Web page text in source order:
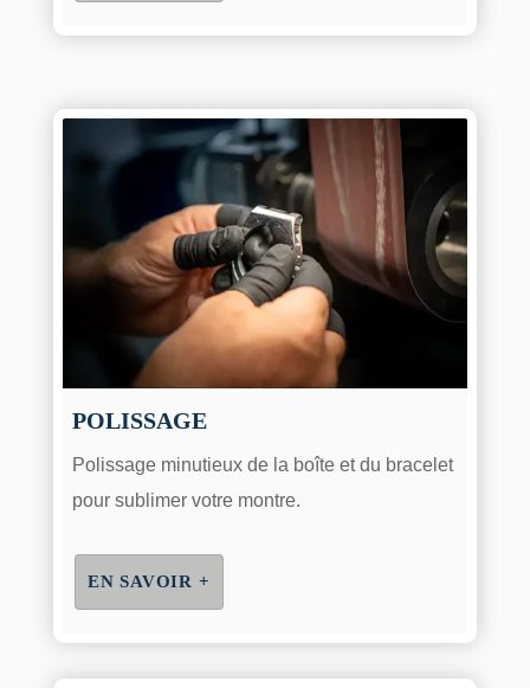
POLISSAGE
Polissage minutieux de la boîte et du bracelet
pour sublimer votre montre.
EN SAVOIR +